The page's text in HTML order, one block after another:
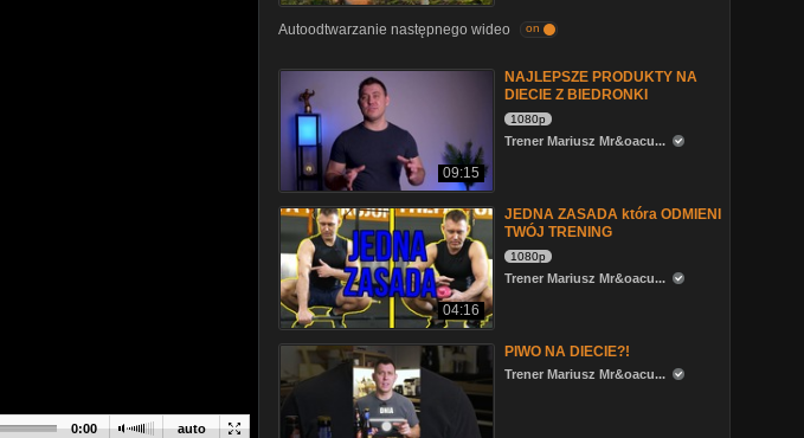
auto
0:00
Autoodtwarzanie następnego wideo on
09:15
NAJLEPSZE PRODUKTY NA
DIECIE Z BIEDRONKI
1080p
Trener Mariusz Mr&oacu...
04:16
JEDNA ZASADA która ODMIENI
TWÓJ TRENING
1080p
Trener Mariusz Mr&oacu...
PIWO NA DIECIE?!
Trener Mariusz Mr&oacu...